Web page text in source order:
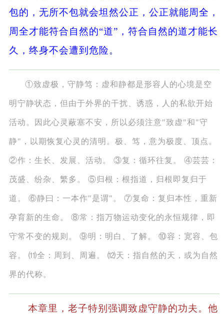
包的，无所不包就会坦然公正，公正就能周全，
周全才能符合自然的“道”，符合自然的道才能长
久，终身不会遭到危险。
①致虚极，守静笃：虚和静都是形容人的心境是空
明宁静状态，但由于外界的干扰、诱惑，人的私欲开始
活动。因此心灵蔽塞不安，所以必须注意"致虚"和"守
静"，以期恢复心灵的清明。极、笃，意为极度、顶点。
②作：生长、发展、活动。 ③复：循环往复。 ④芸芸：
茂盛、纷杂、繁多。 ⑤归根：根指道，归根即复归于
道。 ⑥静曰：一本作"是谓"。 ⑦复命：复归本性，重新
孕育新的生命。 ⑧常：指万物运动变化的永恒规律，即
守常不变的规则。 ⑨明：明白、了解。 ⑩容：宽容、包
容。 ⑾全：周到、周遍。 ⑿天：指自然的天，或为自然
界的代称。
本章里，老子特别强调致虚守静的功夫。他